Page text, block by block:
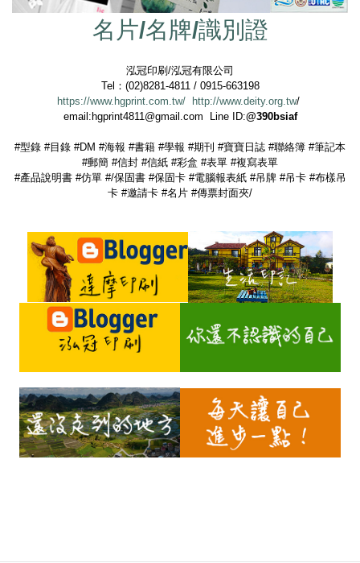
名片/名牌/識別證
泓冠印刷/泓冠有限公司
Tel：(02)8281-4811 / 0915-663198
https://www.hgprint.com.tw/
http://www.deity.org.tw/
email:hgprint4811@gmail.com Line ID:@390bsiaf
#型錄 #目錄 #DM #海報 #書籍 #學報 #期刊 #寶寶日誌 #聯絡簿 #筆記本
#郵簡 #信封 #信紙 #彩盒 #表單 #複寫表單
#產品說明書 #仿單 #/保固書 #保固卡 #電腦報表紙 #吊牌 #吊卡 #布樣吊
卡 #邀請卡 #名片 #傳票封面夾/